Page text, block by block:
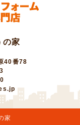
の家
40番78
家